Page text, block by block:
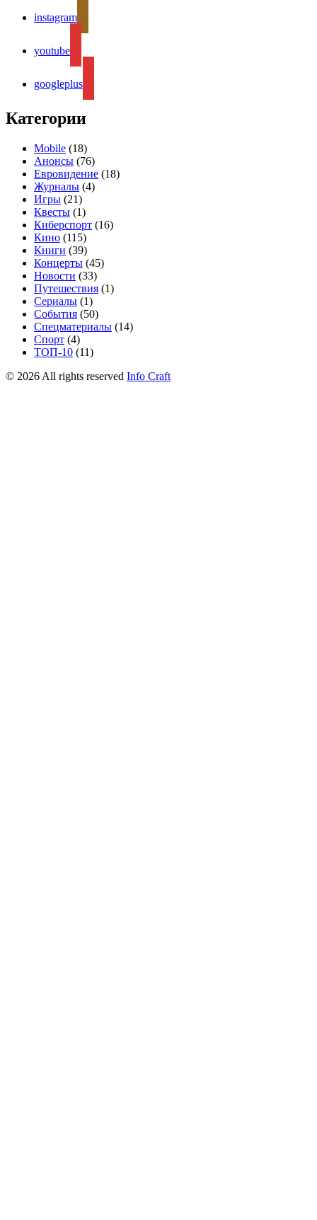
instagram
youtube
googleplus
Категории
Mobile (18)
Анонсы (76)
Евровидение (18)
Журналы (4)
Игры (21)
Квесты (1)
Киберспорт (16)
Кино (115)
Книги (39)
Концерты (45)
Новости (33)
Путешествия (1)
Сериалы (1)
События (50)
Спецматериалы (14)
Спорт (4)
ТОП-10 (11)
© 2026 All rights reserved Info Craft